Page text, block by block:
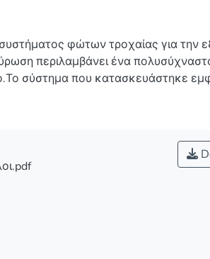
φώτων τροχαίας για την
περιλαμβάνει ένα
σύστημα που κατασκευάστηκε
αναμονής που τους παραμένει
να περιμένουν μέχρι το πράσινο
ενός πολυσύχναστου Κύριου
που υλοποιήθηκε επιτρέπει στα
κυκλοφορία του
για να περάσουν αυτοκίνητα από
παραμονής του πράσινου στον
εντοπισθεί αυτοκίνητο στην
δευτερόλεπτα από ώρα έναρξης του